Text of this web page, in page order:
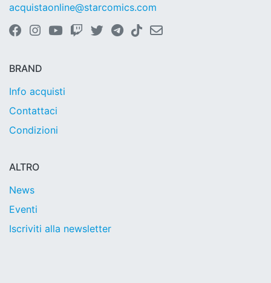
acquistaonline@starcomics.com
BRAND
Info acquisti
Contattaci
Condizioni
ALTRO
News
Eventi
Iscriviti alla newsletter